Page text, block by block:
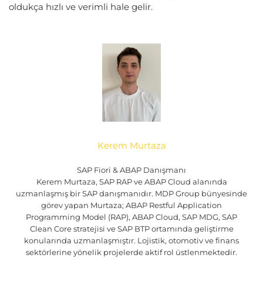
oldukça hızlı ve verimli hale gelir.
Kerem Murtaza
SAP Fiori & ABAP Danışmanı
Kerem Murtaza, SAP RAP ve ABAP Cloud alanında
uzmanlaşmış bir SAP danışmanıdır. MDP Group bünyesinde
görev yapan Murtaza; ABAP Restful Application
Programming Model (RAP), ABAP Cloud, SAP MDG, SAP
Clean Core stratejisi ve SAP BTP ortamında geliştirme
konularında uzmanlaşmıştır. Lojistik, otomotiv ve finans
sektörlerine yönelik projelerde aktif rol üstlenmektedir.